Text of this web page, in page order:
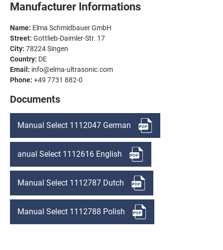
Manufacturer Informations
Name: Elma Schmidbauer GmbH
Street: Gottlieb-Daimler-Str. 17
City: 78224 Singen
Country: DE
Email: info@elma-ultrasonic.com
Phone: +49 7731 882-0
Documents
Manual Select 1112047 German
anual Select 1112616 English
Manual Select 1112787 Dutch
Manual Select 1112788 Polish